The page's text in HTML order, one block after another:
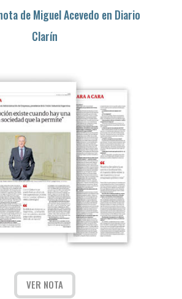
de Miguel Acevedo en Diario
Clarín
VER NOTA